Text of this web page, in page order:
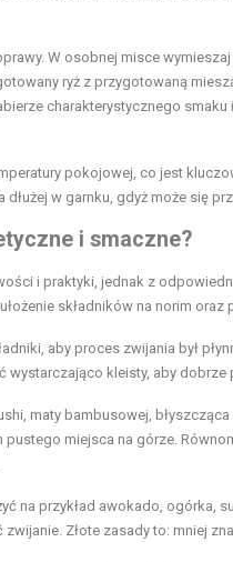
W osobnej misce
ryż z przygotowaną
charakterystycznego
pokojowej, co jest
w garnku, gdyż może się
i smaczne?
i praktyki, jednak z
składników na norim oraz
aby proces zwijania był
kleisty, aby dobrze
maty bambusowej,
miejsca na górze.
na przykład awokado, ogórka,
Złote zasady to: mniej